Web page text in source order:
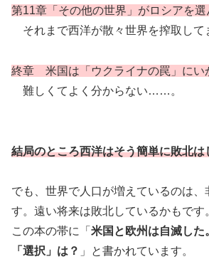
第11章「その他の世界」がロシアを選
それまで西洋が散々世界を搾取して
終章 米国は「ウクライナの罠」にい
難しくてよく分からない……。
結局のところ西洋はそう簡単に敗北は
でも、世界で人口が増えているのは、
す。遠い将来は敗北しているかもです
この本の帯に「 米国と欧州は自滅した
「選択」は？ 」と書かれています。